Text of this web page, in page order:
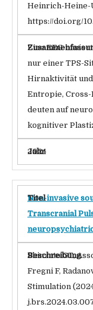
Heinrich-Heine-
https://doi.org/
Eine EEG-
nur einer TPS-
Hirnaktivität
Entropie, Cross-
deuten auf
kognitiver
2024
Non-invasive
Transcranial
Shinzato GT,
Fregni F,
Stimulation